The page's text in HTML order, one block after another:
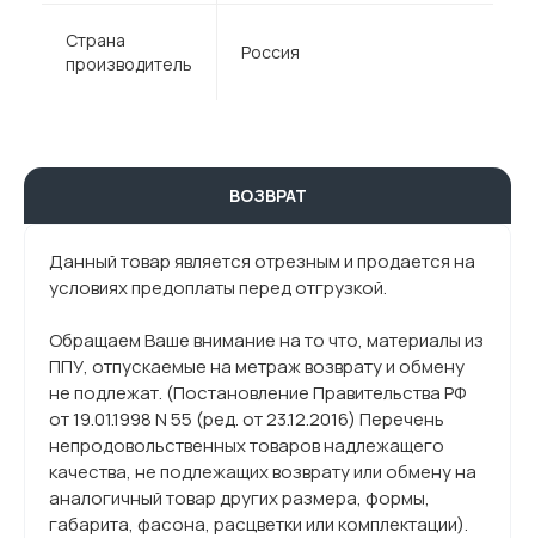
Страна
производитель
Россия
ВОЗВРАТ
Данный товар является отрезным и продается на
условиях предоплаты перед отгрузкой.
Обращаем Ваше внимание на то что, материалы из
ППУ, отпускаемые на метраж возврату и обмену
не подлежат. (Постановление Правительства РФ
от 19.01.1998 N 55 (ред. от 23.12.2016) Перечень
непродовольственных товаров надлежащего
качества, не подлежащих возврату или обмену на
аналогичный товар других размера, формы,
габарита, фасона, расцветки или комплектации).